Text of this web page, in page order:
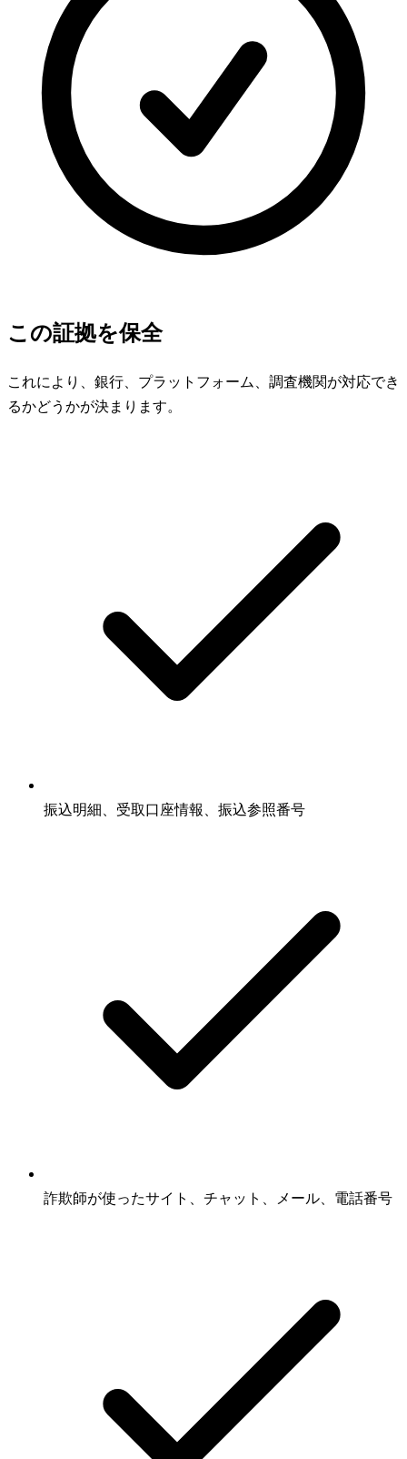
この証拠を保全
これにより、銀行、プラットフォーム、調査機関が対応でき
るかどうかが決まります。
振込明細、受取口座情報、振込参照番号
詐欺師が使ったサイト、チャット、メール、電話番号